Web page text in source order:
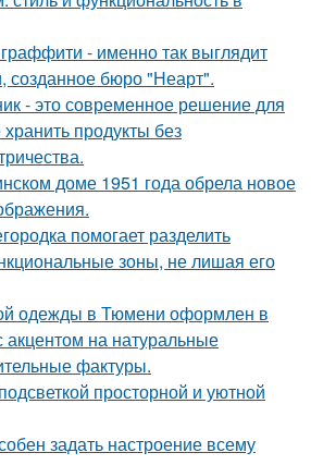
- именно так выглядит
созданное бюро "Неарт".
- это современное решение для
продукты без
доме 1951 года обрела новое
помогает разделить
зоны, не лишая его
одежды в Тюмени оформлен в
акцентом на натуральные
фактуры.
просторной и уютной
задать настроение всему